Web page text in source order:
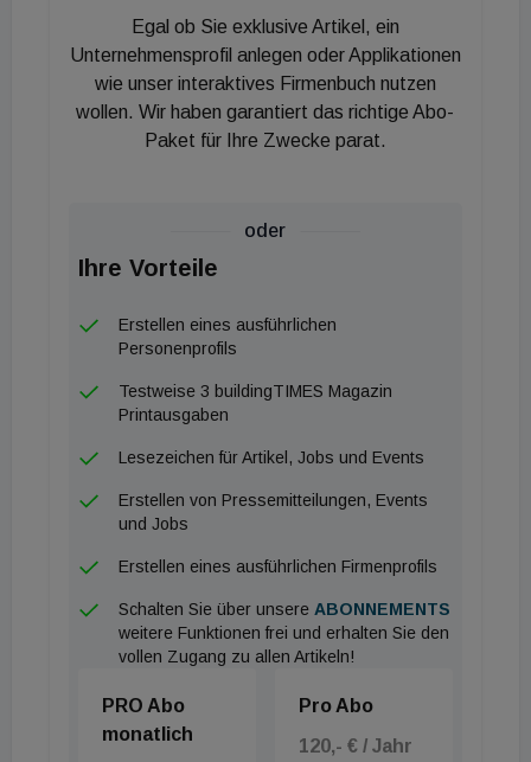
Egal ob Sie exklusive Artikel, ein
Unternehmensprofil anlegen oder Applikationen
wie unser interaktives Firmenbuch nutzen
wollen. Wir haben garantiert das richtige Abo-
Paket für Ihre Zwecke parat.
oder
Ihre Vorteile
Erstellen eines ausführlichen
Personenprofils
Testweise 3 buildingTIMES Magazin
Printausgaben
Lesezeichen für Artikel, Jobs und Events
Erstellen von Pressemitteilungen, Events
und Jobs
Erstellen eines ausführlichen Firmenprofils
Schalten Sie über unsere ABONNEMENTS
weitere Funktionen frei und erhalten Sie den
vollen Zugang zu allen Artikeln!
PRO Abo
monatlich
Pro Abo
120,- € / Jahr